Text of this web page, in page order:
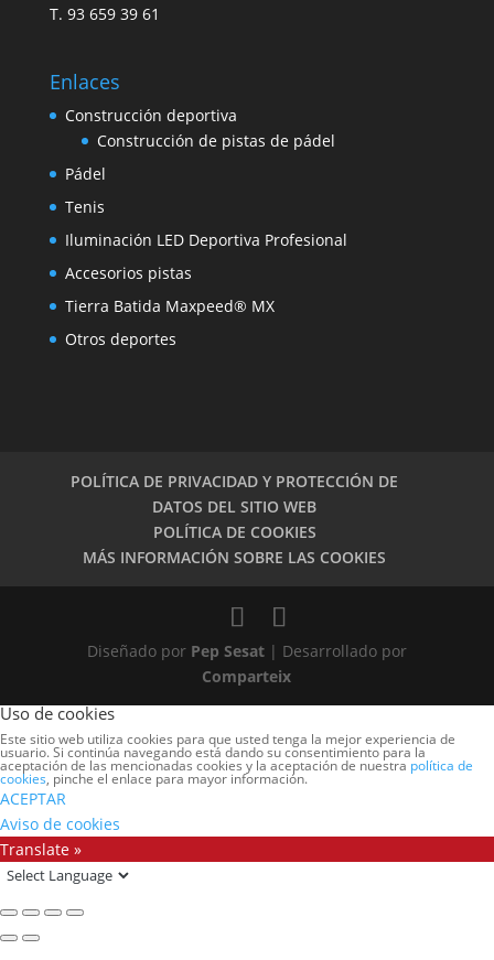
T. 93 659 39 61
Enlaces
Construcción deportiva
Construcción de pistas de pádel
Pádel
Tenis
Iluminación LED Deportiva Profesional
Accesorios pistas
Tierra Batida Maxpeed® MX
Otros deportes
POLÍTICA DE PRIVACIDAD Y PROTECCIÓN DE
DATOS DEL SITIO WEB
POLÍTICA DE COOKIES
MÁS INFORMACIÓN SOBRE LAS COOKIES
Diseñado por Pep Sesat| Desarrollado por
Comparteix
Uso de cookies
Este sitio web utiliza cookies para que usted tenga la mejor experiencia de
usuario. Si continúa navegando está dando su consentimiento para la
aceptación de las mencionadas cookies y la aceptación de nuestra política de
cookies, pinche el enlace para mayor información.
ACEPTAR
Aviso de cookies
Translate »